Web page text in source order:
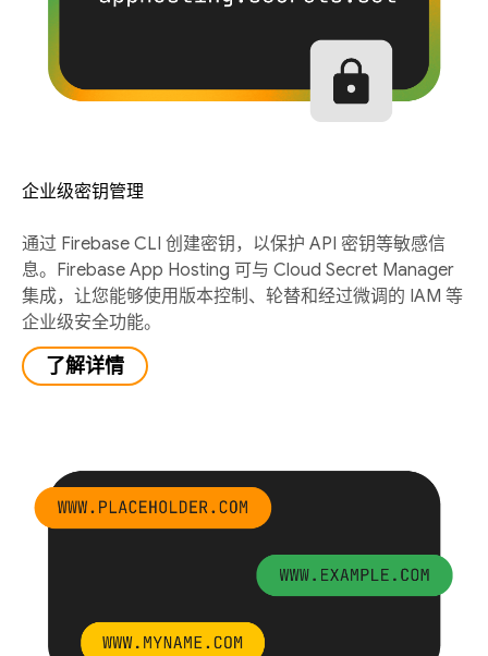
企业级密钥管理
通过 Firebase CLI 创建密钥，以保护 API 密钥等敏感信
息。Firebase App Hosting 可与 Cloud Secret Manager
集成，让您能够使用版本控制、轮替和经过微调的 IAM 等
企业级安全功能。
了解详情